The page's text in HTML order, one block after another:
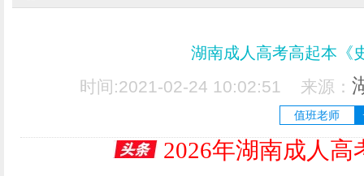
湖南成人高考高起本《
时间:2021-02-24 10:02:51 来源：
值班老师
2026年湖南成人高